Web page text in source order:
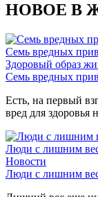
НОВОЕ В
Семь вредных
Здоровый образ
Семь вредных
Есть, на первый
вред для здоровья
Люди с лишним
Новости
Люди с лишним